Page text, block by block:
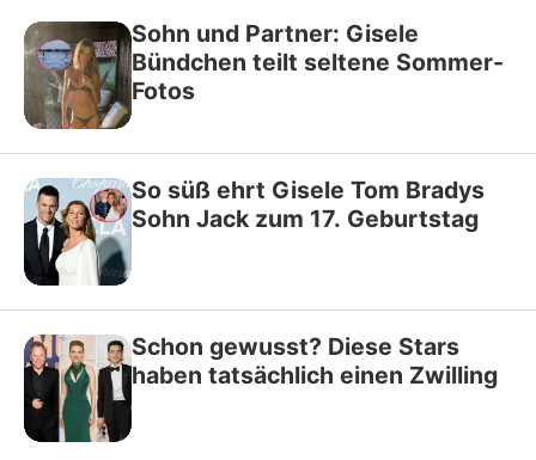
Sohn und Partner: Gisele
Bündchen teilt seltene Sommer-
Fotos
So süß ehrt Gisele Tom Bradys
Sohn Jack zum 17. Geburtstag
Schon gewusst? Diese Stars
haben tatsächlich einen Zwilling